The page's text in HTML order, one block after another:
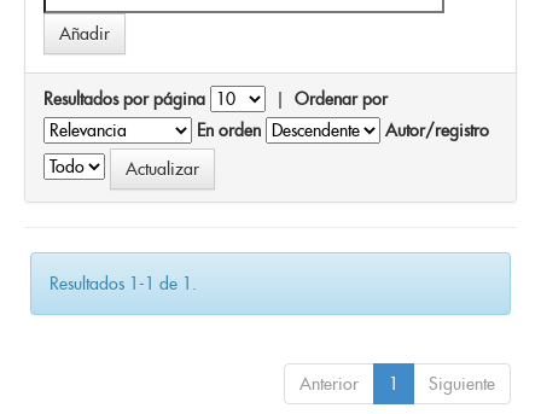
Resultados por página | Ordenar por
En orden
Autor/registro
Resultados 1-1 de 1.
Anterior 1 Siguiente